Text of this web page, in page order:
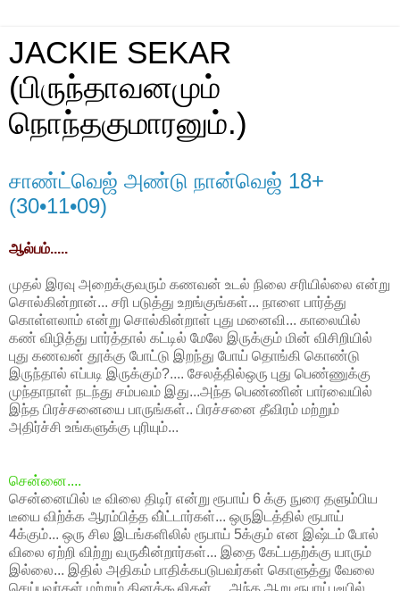
JACKIE SEKAR
(பிருந்தாவனமும்
நொந்தகுமாரனும்.)
சாண்ட்வெஜ் அண்டு நான்வெஜ் 18+
(30•11•09)
ஆல்பம்.....
முதல் இரவு அறைக்குவரும் கணவன் உடல் நிலை சரியில்லை என்று
சொல்கின்றான்... சரி படுத்து உறங்குங்கள்... நாளை பார்த்து
கொள்ளலாம் என்று சொல்கின்றாள் புது மனைவி... காலையில்
கண் விழித்து பார்த்தால் கட்டில் மேலே இருக்கும் மின் விசிறியில்
புது கணவன் தூக்கு போட்டு இறந்து போய் தொங்கி கொண்டு
இருந்தால் எப்படி இருக்கும்?.... சேலத்தில்ஒரு புது பெண்ணுக்கு
முந்தாநாள் நடந்து சம்பவம் இது...அந்த பெண்ணின் பார்வையில்
இந்த பிரச்சனையை பாருங்கள்.. பிரச்சனை தீவிரம் மற்றும்
அதிர்ச்சி உங்களுக்கு புரியும்...
சென்னை....
சென்னையில் டீ விலை திடிர் என்று ரூபாய் 6 க்கு நுரை தளும்பிய
டீயை விற்க்க ஆரம்பித்த வி்ட்டார்கள்... ஒருஇடத்தில் ரூபாய்
4க்கும்... ஒரு சில இடங்களிலில் ரூபாய் 5க்கும் என இஷ்டம் போல்
விலை ஏற்றி விற்று வருகி்ன்றார்கள்... இதை கேட்பதற்க்கு யாரும்
இல்லை... இதில் அதிகம் பாதிக்கபடுபவர்கள் கொளுத்து வேலை
செய்பவர்கள் மற்றும் தினக்கூலிகள் ... அந்த ஆறு ரூபாய் டீயில்